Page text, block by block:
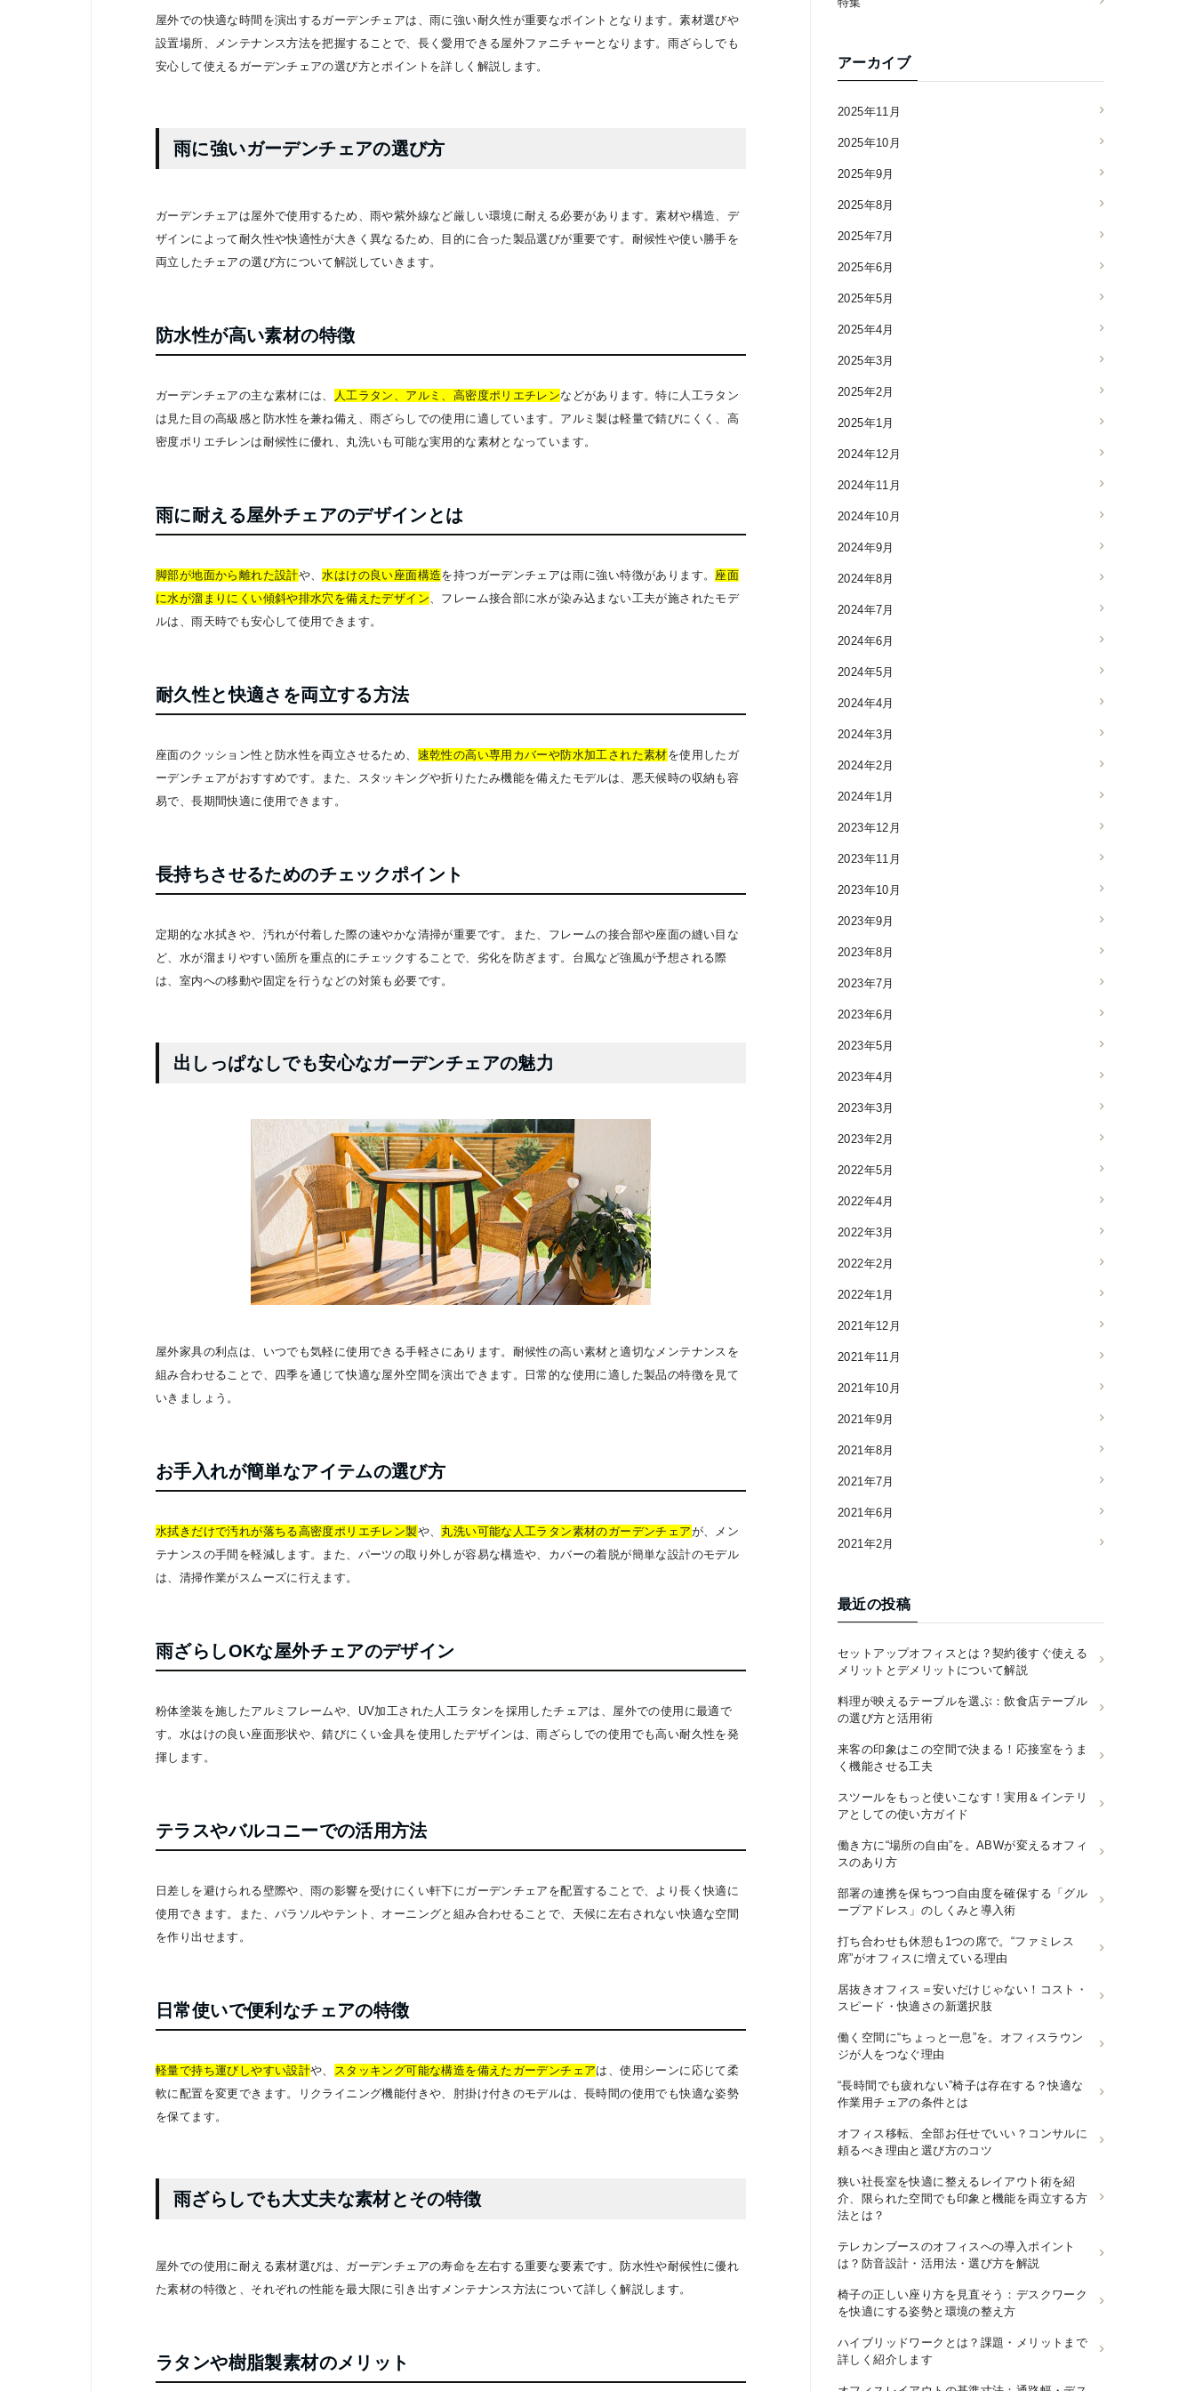
屋外での快適な時間を演出するガーデンチェアは、雨に強い耐久性が重要なポイントとなります。素材選びや
設置場所、メンテナンス方法を把握することで、長く愛用できる屋外ファニチャーとなります。雨ざらしでも
安心して使えるガーデンチェアの選び方とポイントを詳しく解説します。
雨に強いガーデンチェアの選び方
ガーデンチェアは屋外で使用するため、雨や紫外線など厳しい環境に耐える必要があります。素材や構造、デ
ザインによって耐久性や快適性が大きく異なるため、目的に合った製品選びが重要です。耐候性や使い勝手を
両立したチェアの選び方について解説していきます。
防水性が高い素材の特徴
ガーデンチェアの主な素材には、 人工ラタン、アルミ、高密度ポリエチレンなどがあります。特に人工ラタン
は見た目の高級感と防水性を兼ね備え、雨ざらしでの使用に適しています。アルミ製は軽量で錆びにくく、高
密度ポリエチレンは耐候性に優れ、丸洗いも可能な実用的な素材となっています。
雨に耐える屋外チェアのデザインとは
脚部が地面から離れた設計や、 水はけの良い座面構造を持つガーデンチェアは雨に強い特徴があります。 座面
に水が溜まりにくい傾斜や排水穴を備えたデザイン 、フレーム接合部に水が染み込まない工夫が施されたモデ
ルは、雨天時でも安心して使用できます。
耐久性と快適さを両立する方法
座面のクッション性と防水性を両立させるため、 速乾性の高い専用カバーや防水加工された素材を使用したガ
ーデンチェアがおすすめです。また、スタッキングや折りたたみ機能を備えたモデルは、悪天候時の収納も容
易で、長期間快適に使用できます。
長持ちさせるためのチェックポイント
定期的な水拭きや、汚れが付着した際の速やかな清掃が重要です。また、フレームの接合部や座面の縫い目な
ど、水が溜まりやすい箇所を重点的にチェックすることで、劣化を防ぎます。台風など強風が予想される際
は、室内への移動や固定を行うなどの対策も必要です。
出しっぱなしでも安心なガーデンチェアの魅力
屋外家具の利点は、いつでも気軽に使用できる手軽さにあります。耐候性の高い素材と適切なメンテナンスを
組み合わせることで、四季を通じて快適な屋外空間を演出できます。日常的な使用に適した製品の特徴を見て
いきましょう。
お手入れが簡単なアイテムの選び方
水拭きだけで汚れが落ちる高密度ポリエチレン製や、 丸洗い可能な人工ラタン素材のガーデンチェアが、メン
テナンスの手間を軽減します。また、パーツの取り外しが容易な構造や、カバーの着脱が簡単な設計のモデル
は、清掃作業がスムーズに行えます。
雨ざらしOKな屋外チェアのデザイン
粉体塗装を施したアルミフレームや、UV加工された人工ラタンを採用したチェアは、屋外での使用に最適で
す。水はけの良い座面形状や、錆びにくい金具を使用したデザインは、雨ざらしでの使用でも高い耐久性を発
揮します。
テラスやバルコニーでの活用方法
日差しを避けられる壁際や、雨の影響を受けにくい軒下にガーデンチェアを配置することで、より長く快適に
使用できます。また、パラソルやテント、オーニングと組み合わせることで、天候に左右されない快適な空間
を作り出せます。
日常使いで便利なチェアの特徴
軽量で持ち運びしやすい設計や、 スタッキング可能な構造を備えたガーデンチェアは、使用シーンに応じて柔
軟に配置を変更できます。リクライニング機能付きや、肘掛け付きのモデルは、長時間の使用でも快適な姿勢
を保てます。
雨ざらしでも大丈夫な素材とその特徴
屋外での使用に耐える素材選びは、ガーデンチェアの寿命を左右する重要な要素です。防水性や耐候性に優れ
た素材の特徴と、それぞれの性能を最大限に引き出すメンテナンス方法について詳しく解説します。
ラタンや樹脂製素材のメリット
アーカイブ
2025年11月
2025年10月
2025年9月
2025年8月
2025年7月
2025年6月
2025年5月
2025年4月
2025年3月
2025年2月
2025年1月
2024年12月
2024年11月
2024年10月
2024年9月
2024年8月
2024年7月
2024年6月
2024年5月
2024年4月
2024年3月
2024年2月
2024年1月
2023年12月
2023年11月
2023年10月
2023年9月
2023年8月
2023年7月
2023年6月
2023年5月
2023年4月
2023年3月
2023年2月
2022年5月
2022年4月
2022年3月
2022年2月
2022年1月
2021年12月
2021年11月
2021年10月
2021年9月
2021年8月
2021年7月
2021年6月
2021年2月
最近の投稿
セットアップオフィスとは？契約後すぐ使える
メリットとデメリットについて解説
料理が映えるテーブルを選ぶ：飲食店テーブル
の選び方と活用術
来客の印象はこの空間で決まる！応接室をうま
く機能させる工夫
スツールをもっと使いこなす！実用＆インテリ
アとしての使い方ガイド
働き方に“場所の自由”を。ABWが変えるオフィ
スのあり方
部署の連携を保ちつつ自由度を確保する「グル
ープアドレス」のしくみと導入術
打ち合わせも休憩も1つの席で。“ファミレス
席”がオフィスに増えている理由
居抜きオフィス＝安いだけじゃない！コスト・
スピード・快適さの新選択肢
働く空間に“ちょっと一息”を。オフィスラウン
ジが人をつなぐ理由
“長時間でも疲れない”椅子は存在する？快適な
作業用チェアの条件とは
オフィス移転、全部お任せでいい？コンサルに
頼るべき理由と選び方のコツ
狭い社長室を快適に整えるレイアウト術を紹
介、限られた空間でも印象と機能を両立する方
法とは？
テレカンブースのオフィスへの導入ポイント
は？防音設計・活用法・選び方を解説
椅子の正しい座り方を見直そう：デスクワーク
を快適にする姿勢と環境の整え方
ハイブリッドワークとは？課題・メリットまで
詳しく紹介します